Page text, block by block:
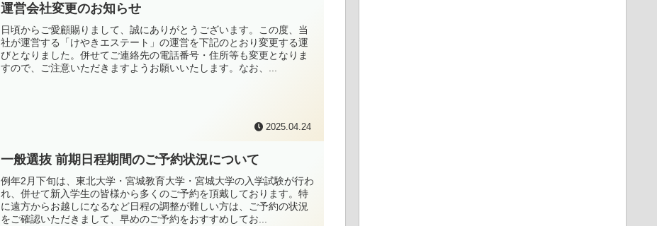
運営会社変更のお知らせ
日頃からご愛顧賜りまして、誠にありがとうございます。この度、当
社が運営する「けやきエステート」の運営を下記のとおり変更する運
びとなりました。併せてご連絡先の電話番号・住所等も変更となりま
すので、ご注意いただきますようお願いいたします。なお、...
2025.04.24
一般選抜 前期日程期間のご予約状況について
例年2月下旬は、東北大学・宮城教育大学・宮城大学の入学試験が行わ
れ、併せて新入学生の皆様から多くのご予約を頂戴しております。特
に遠方からお越しになるなど日程の調整が難しい方は、ご予約の状況
をご確認いただきまして、早めのご予約をおすすめしてお...